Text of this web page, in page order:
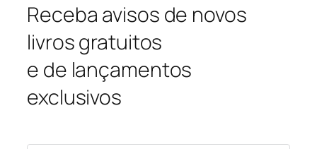
Receba avisos de novos
livros gratuitos
e de lançamentos
exclusivos